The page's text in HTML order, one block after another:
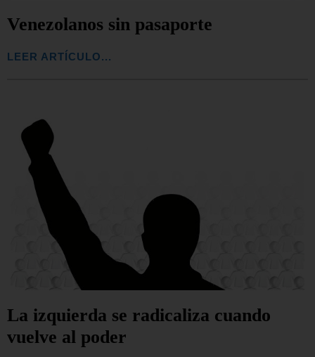
Venezolanos sin pasaporte
LEER ARTÍCULO...
La izquierda se radicaliza cuando
vuelve al poder